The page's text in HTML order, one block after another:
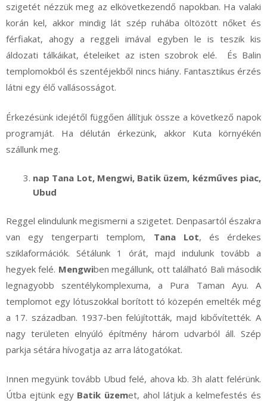
szigetét nézzük meg az elkövetkezendő napokban. Ha valaki
korán kel, akkor mindig lát szép ruhába öltözött nőket és
férfiakat, ahogy a reggeli imával egyben le is teszik kis
áldozati tálkáikat, ételeiket az isten szobrok elé. És Balin
templomokból és szentéjekből nincs hiány. Fantasztikus érzés
látni egy élő vallásosságot.
Érkezésünk idejétől függően állítjuk össze a következő napok
programját. Ha délután érkezünk, akkor Kuta környékén
szállunk meg.
nap Tana Lot, Mengwi, Batik üzem, kézműves piac,
Ubud
Reggel elindulunk megismerni a szigetet. Denpasartól északra
van egy tengerparti templom, Tana Lot, és érdekes
sziklaformációk. Sétálunk 1 órát, majd indulunk tovább a
hegyek felé. Mengwiben megállunk, ott található Bali második
legnagyobb szentélykomplexuma, a Pura Taman Ayu. A
templomot egy lótuszokkal borított tó közepén emelték még
a 17. században. 1937-ben felújították, majd kibővítették. A
nagy területen elnyúló építmény három udvarból áll. Szép
parkja sétára hívogatja az arra látogatókat.
Innen megyünk tovább Ubud felé, ahova kb. 3h alatt felérünk.
Útba ejtünk egy Batik üzemet, ahol látjuk a kelmefestés és